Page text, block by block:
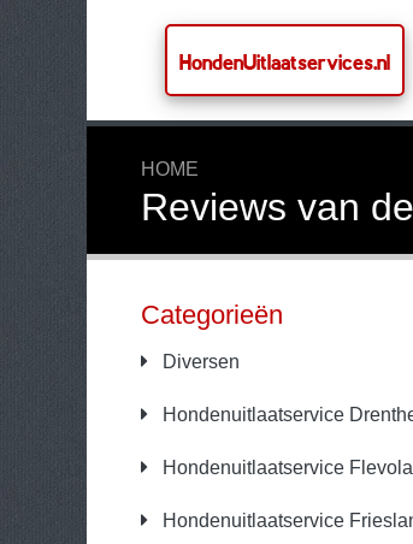
HondenUitlaatservices.nl
HOME
Reviews van
Categorieën
Diversen
Hondenuitlaatservice
Hondenuitlaatservice
Hondenuitlaatservice